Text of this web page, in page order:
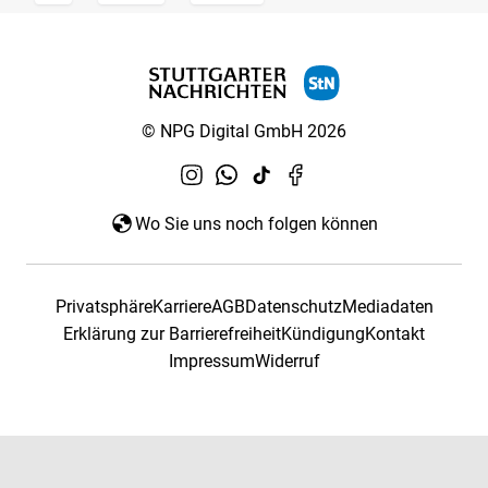
© NPG Digital GmbH 2026
Wo Sie uns noch folgen können
PrivatsphäreKarriereAGBDatenschutzMediadaten
Erklärung zur BarrierefreiheitKündigungKontakt
ImpressumWiderruf